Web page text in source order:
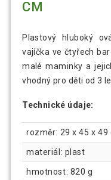
CM
Plastový hluboký
vajíčka ve čtyřech
malé maminky a
vhodný pro děti od 3
Technické údaje:
rozměr: 29 x 45 x 49
materiál: plast
hmotnost: 820 g